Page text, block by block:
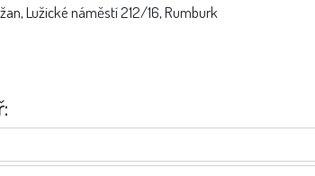
Lužické náměstí 212/16, Rumburk